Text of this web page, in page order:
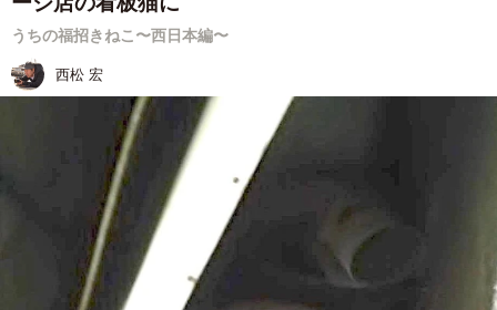
うちの福招きねこ〜西日本編〜
西松 宏